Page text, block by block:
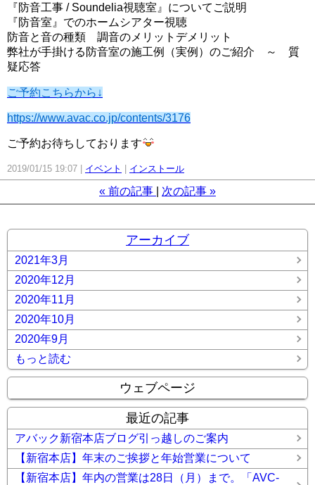
『防音工事 / Soundelia視聴室』についてご説明
『防音室』でのホームシアター視聴
防音と音の種類 調音のメリットデメリット
弊社が手掛ける防音室の施工例（実例）のご紹介 ～ 質
疑応答
ご予約こちらから↓
https://www.avac.co.jp/contents/3176
ご予約お待ちしております
2019/01/15 19:07 イベント インストール
« 前の記事 次の記事 »
アーカイブ
2021年3月
2020年12月
2020年11月
2020年10月
2020年9月
もっと読む
ウェブページ
最近の記事
アバック新宿本店ブログ引っ越しのご案内
【新宿本店】年末のご挨拶と年始営業について
【新宿本店】年内の営業は28日（月）まで。「AVC-